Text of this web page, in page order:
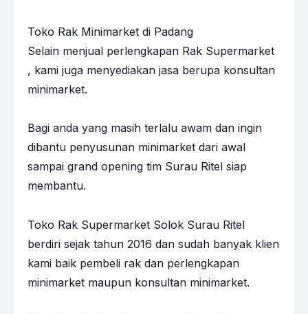
Toko Rak Minimarket di Padang
Selain menjual perlengkapan Rak Supermarket
, kami juga menyediakan jasa berupa konsultan
minimarket.
Bagi anda yang masih terlalu awam dan ingin
dibantu penyusunan minimarket dari awal
sampai grand opening tim Surau Ritel siap
membantu.
Toko Rak Supermarket Solok Surau Ritel
berdiri sejak tahun 2016 dan sudah banyak klien
kami baik pembeli rak dan perlengkapan
minimarket maupun konsultan minimarket.